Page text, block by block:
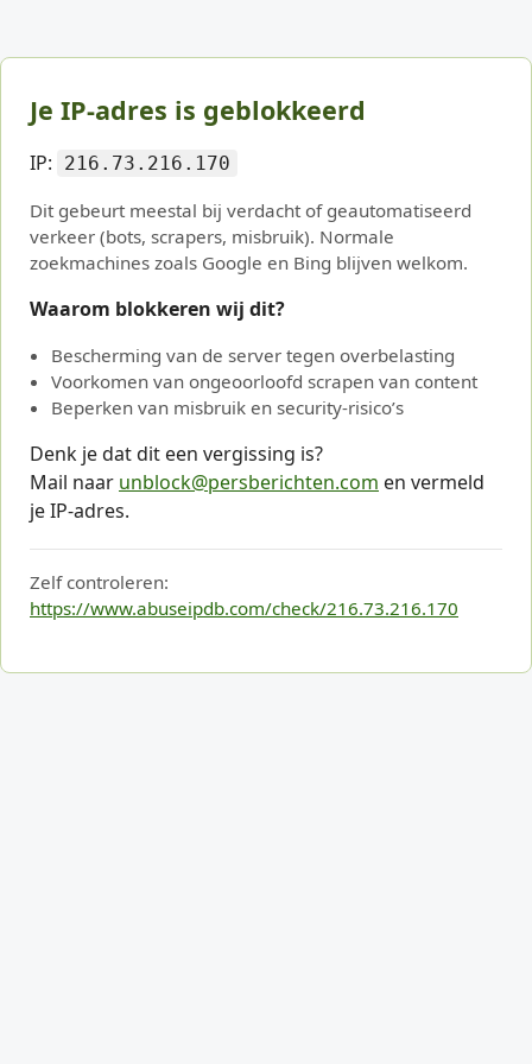
Je IP-adres is geblokkeerd
IP: 216.73.216.170
Dit gebeurt meestal bij verdacht of geautomatiseerd
verkeer (bots, scrapers, misbruik). Normale
zoekmachines zoals Google en Bing blijven welkom.
Waarom blokkeren wij dit?
Bescherming van de server tegen overbelasting
Voorkomen van ongeoorloofd scrapen van content
Beperken van misbruik en security-risico’s
Denk je dat dit een vergissing is?
Mail naar unblock@persberichten.com en vermeld
je IP-adres.
Zelf controleren:
https://www.abuseipdb.com/check/216.73.216.170